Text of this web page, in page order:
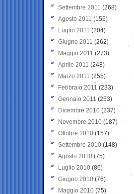
Settembre 2011 (268)
Agosto 2011 (155)
Luglio 2011 (204)
Giugno 2011 (262)
Maggio 2011 (273)
Aprile 2011 (248)
Marzo 2011 (255)
Febbraio 2011 (233)
Gennaio 2011 (253)
Dicembre 2010 (237)
Novembre 2010 (187)
Ottobre 2010 (157)
Settembre 2010 (148)
Agosto 2010 (75)
Luglio 2010 (86)
Giugno 2010 (76)
Maggio 2010 (75)